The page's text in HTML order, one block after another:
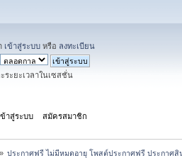
เข้าสู่ระบบ หรือ ลงทะเบียน
ระยะเวลาในเซสชั่น
ข้าสู่ระบบ สมัครสมาชิก
ประกาศฟรี ไม่มีหมดอายุ โพสต์ประกาศฟรี ประกาศ